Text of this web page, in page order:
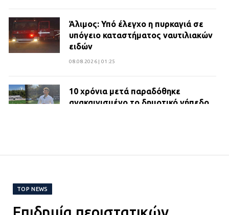
Άλιμος: Υπό έλεγχο η πυρκαγιά σε
υπόγειο καταστήματος ναυτιλιακών
ειδών
08.08.2026 | 01:25
10 χρόνια μετά παραδόθηκε
ανακαινισμένο το δημοτικό γήπεδο
ΔΗΜΟΣ ΜΑΝΔΡΑΣ ΕΙΔΥΛΛΙΑΣ:
TOP NEWS